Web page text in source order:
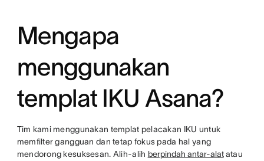
Mengapa
menggunakan
templat IKU Asana?
Tim kami menggunakan templat pelacakan IKU untuk
memfilter gangguan dan tetap fokus pada hal yang
mendorong kesuksesan. Alih-alih berpindah antar-alatatau